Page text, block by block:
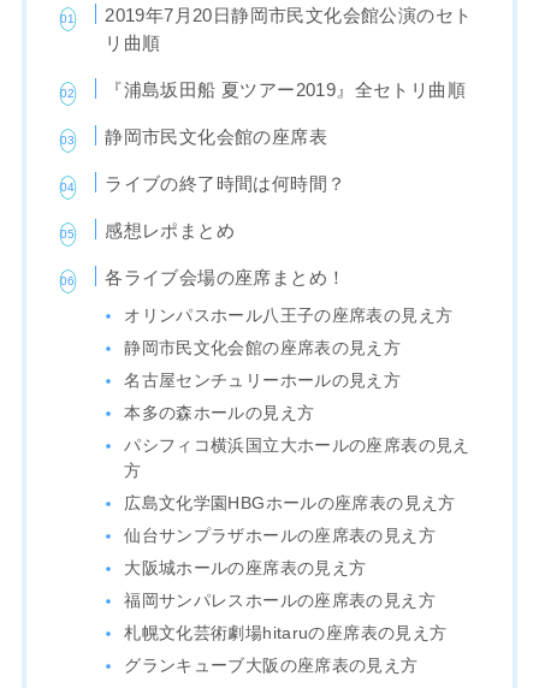
2019年7月20日静岡市民文化会館公演のセト
リ曲順
『浦島坂田船 夏ツアー2019』全セトリ曲順
静岡市民文化会館の座席表
ライブの終了時間は何時間？
感想レポまとめ
各ライブ会場の座席まとめ！
オリンパスホール八王子の座席表の見え方
静岡市民文化会館の座席表の見え方
名古屋センチュリーホールの見え方
本多の森ホールの見え方
パシフィコ横浜国立大ホールの座席表の見え
方
広島文化学園HBGホールの座席表の見え方
仙台サンプラザホールの座席表の見え方
大阪城ホールの座席表の見え方
福岡サンパレスホールの座席表の見え方
札幌文化芸術劇場hitaruの座席表の見え方
グランキューブ大阪の座席表の見え方